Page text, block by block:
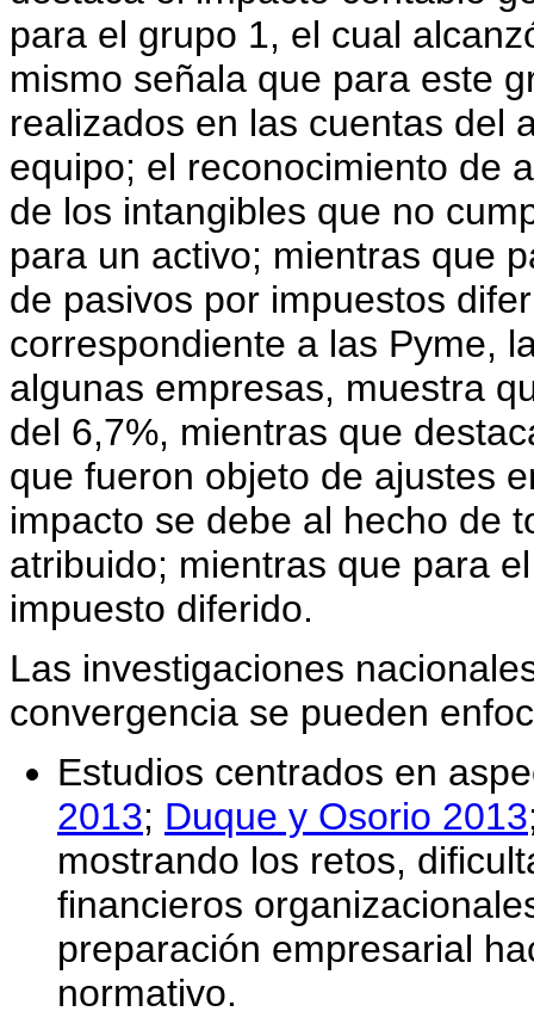
para el grupo 1, el cual
mismo señala que para este
realizados en las cuentas del
equipo; el reconocimiento de
de los intangibles que no
para un activo; mientras que
de pasivos por impuestos
correspondiente a las Pyme,
algunas empresas, muestra
del 6,7%, mientras que
que fueron objeto de ajustes
impacto se debe al hecho de
atribuido; mientras que para
impuesto diferido.
Las investigaciones
convergencia se pueden
Estudios centrados en
2013; Duque y Osorio 2013
mostrando los retos,
financieros
preparación empresarial
normativo.